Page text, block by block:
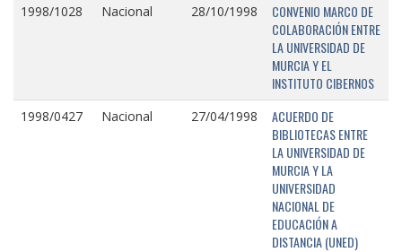
1998/1028 Nacional 28/10/1998
CONVENIO MARCO DE
COLABORACIÓN ENTRE
LA UNIVERSIDAD DE
MURCIA Y EL
INSTITUTO CIBERNOS
1998/0427 Nacional 27/04/1998
ACUERDO DE
BIBLIOTECAS ENTRE
LA UNIVERSIDAD DE
MURCIA Y LA
UNIVERSIDAD
NACIONAL DE
EDUCACIÓN A
DISTANCIA (UNED)